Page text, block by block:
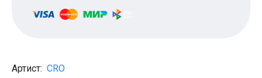
Король и шут
Артист: CRO